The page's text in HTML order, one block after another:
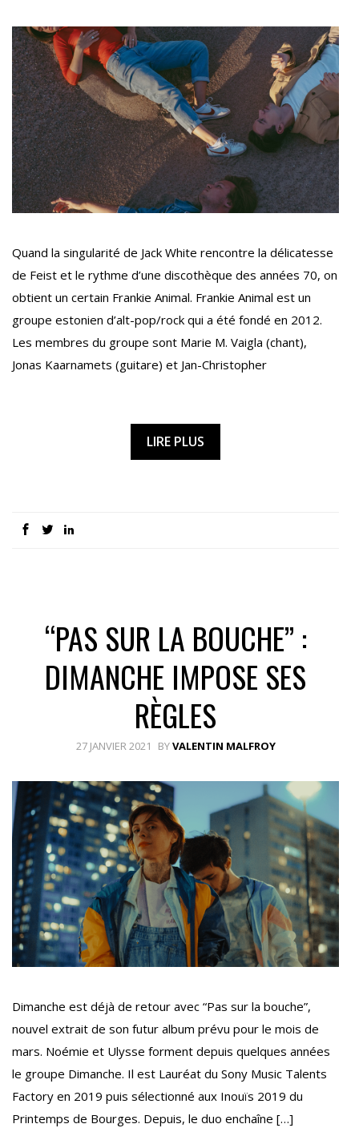
Quand la singularité de Jack White rencontre la délicatesse
de Feist et le rythme d’une discothèque des années 70, on
obtient un certain Frankie Animal. Frankie Animal est un
groupe estonien d’alt-pop/rock qui a été fondé en 2012.
Les membres du groupe sont Marie M. Vaigla (chant),
Jonas Kaarnamets (guitare) et Jan-Christopher
LIRE PLUS
“PAS SUR LA BOUCHE” :
DIMANCHE IMPOSE SES
RÈGLES
27 JANVIER 2021 BYVALENTIN MALFROY
Dimanche est déjà de retour avec “Pas sur la bouche”,
nouvel extrait de son futur album prévu pour le mois de
mars. Noémie et Ulysse forment depuis quelques années
le groupe Dimanche. Il est Lauréat du Sony Music Talents
Factory en 2019 puis sélectionné aux Inouïs 2019 du
Printemps de Bourges. Depuis, le duo enchaîne […]